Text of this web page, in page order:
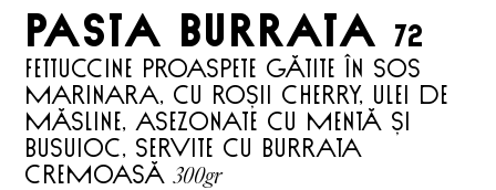
PASTA burrata 72
Fettuccine proaspete gătite în sos
marinara, cu roșii cherry, ulei de
măsline, asezonate cu mentă și
busuioc, servite cu burrata
cremoasă300gr